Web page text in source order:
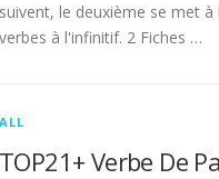
suivent, le deuxième se met
verbes à l'infinitif. 2 Fiches …
ALL
TOP21+ Verbe De